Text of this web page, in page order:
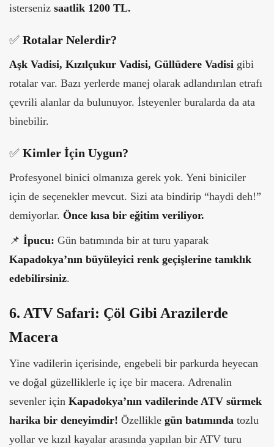
isterseniz saatlik 1200 TL.
✅ Rotalar Nelerdir?
Aşk Vadisi, Kızılçukur Vadisi, Güllüdere Vadisi gibi
rotalar var. Bazı yerlerde manej olarak adlandırılan etrafı
çevrili alanlar da bulunuyor. İsteyenler buralarda da ata
binebilir.
✅ Kimler İçin Uygun?
Profesyonel binici olmanıza gerek yok. Yeni biniciler
için de seçenekler mevcut. Sizi ata bindirip “haydi deh!”
demiyorlar. Önce kısa bir eğitim veriliyor.
📌 İpucu: Gün batımında bir at turu yaparak
Kapadokya’nın büyüleyici renk geçişlerine tanıklık
edebilirsiniz.
6. ATV Safari: Çöl Gibi Arazilerde
Macera
Yine vadilerin içerisinde, engebeli bir parkurda heyecan
ve doğal güzelliklerle iç içe bir macera. Adrenalin
sevenler için Kapadokya’nın vadilerinde ATV sürmek
harika bir deneyimdir! Özellikle gün batımında tozlu
yollar ve kızıl kayalar arasında yapılan bir ATV turu